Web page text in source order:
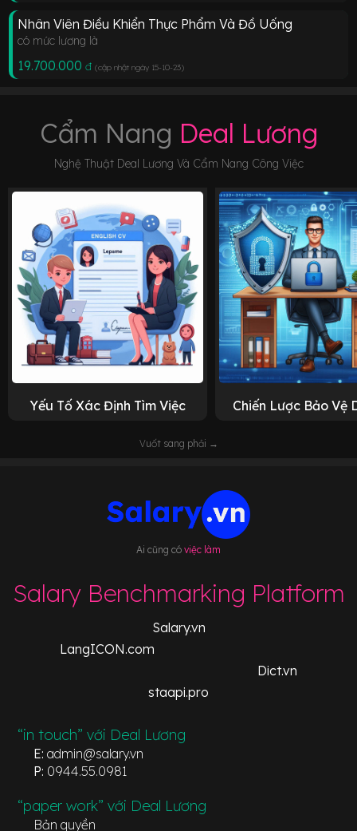
Nhân Viên Điều Khiển Thực Phẩm Và Đồ Uống
có mức lương là
19.700.000 đ (cập nhật ngày 15-10-23)
Cẩm Nang Deal Lương
Nghệ Thuật Deal Lương Và Cẩm Nang Công Việc
Yếu Tố Xác Định Tìm Việc Chiến Lược Bảo Vệ
Vuốt sang phải →
Ai cũng có việc làm
Salary Benchmarking Platform
Salary.vn
LangICON.com
Dict.vn
staapi.pro
“in touch” với Deal Lương
E: admin@salary.vn
P: 0944.55.0981
“paper work” với Deal Lương
Bản quyền